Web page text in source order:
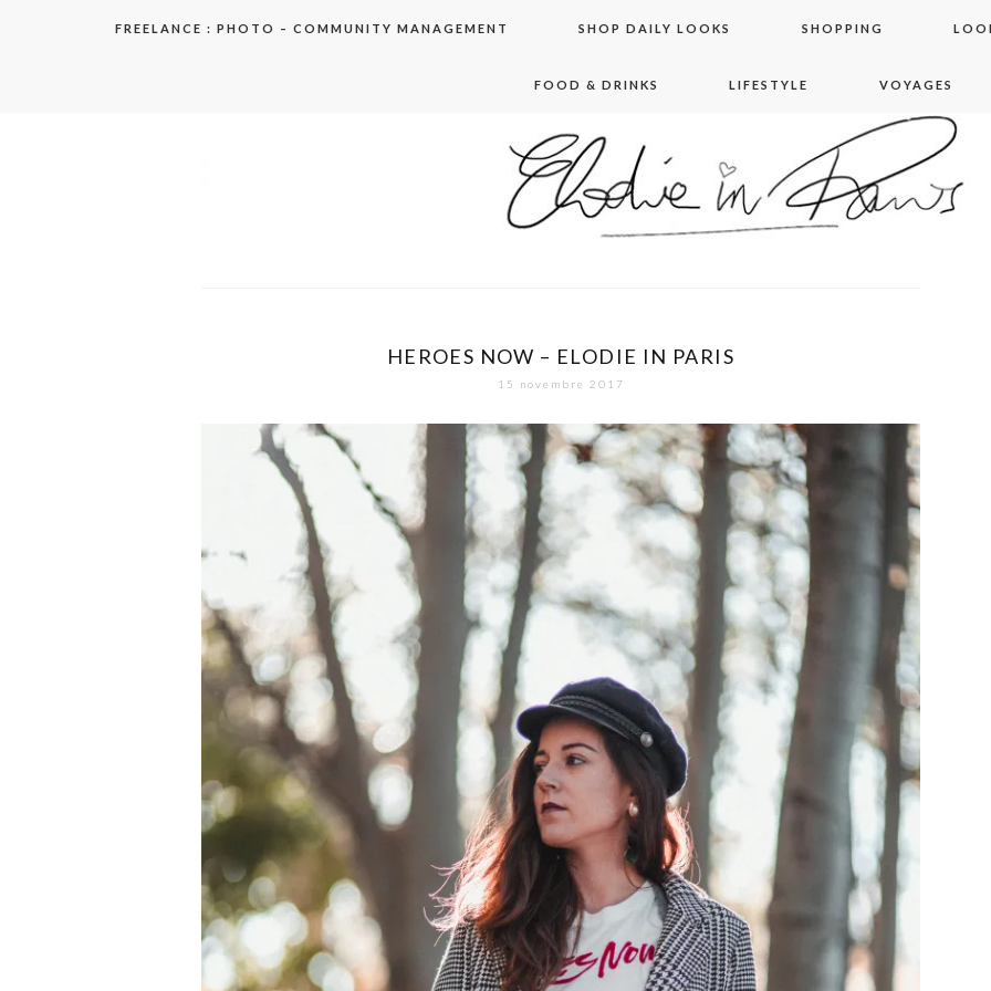
FREELANCE : PHOTO – COMMUNITY MANAGEMENT SHOP DAILY LOOKS SHOPPING
FOOD & DRINKS LIFESTYLE VOYAGES
elodie in paris
HEROES NOW – ELODIE IN PARIS
15 novembre 2017